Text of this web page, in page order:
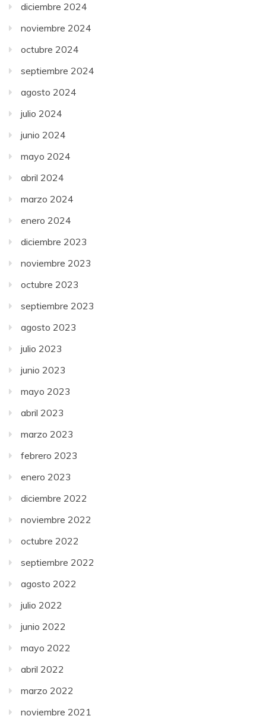
diciembre 2024
noviembre 2024
octubre 2024
septiembre 2024
agosto 2024
julio 2024
junio 2024
mayo 2024
abril 2024
marzo 2024
enero 2024
diciembre 2023
noviembre 2023
octubre 2023
septiembre 2023
agosto 2023
julio 2023
junio 2023
mayo 2023
abril 2023
marzo 2023
febrero 2023
enero 2023
diciembre 2022
noviembre 2022
octubre 2022
septiembre 2022
agosto 2022
julio 2022
junio 2022
mayo 2022
abril 2022
marzo 2022
noviembre 2021